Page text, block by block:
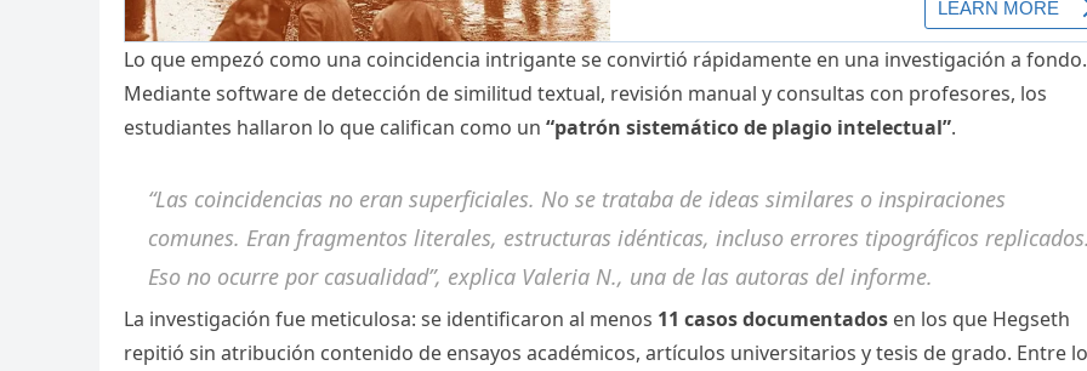
Lo que empezó como una coincidencia intrigante se convirtió rápidamente en una investigación a fondo.
Mediante software de detección de similitud textual, revisión manual y consultas con profesores, los
estudiantes hallaron lo que califican como un “patrón sistemático de plagio intelectual”.
“Las coincidencias no eran superficiales. No se trataba de ideas similares o inspiraciones
comunes. Eran fragmentos literales, estructuras idénticas, incluso errores tipográficos
Eso no ocurre por casualidad”, explica Valeria N., una de las autoras del informe.
La investigación fue meticulosa: se identificaron al menos 11 casos documentados en los que Hegseth
repitió sin atribución contenido de ensayos académicos, artículos universitarios y tesis de grado. Entre